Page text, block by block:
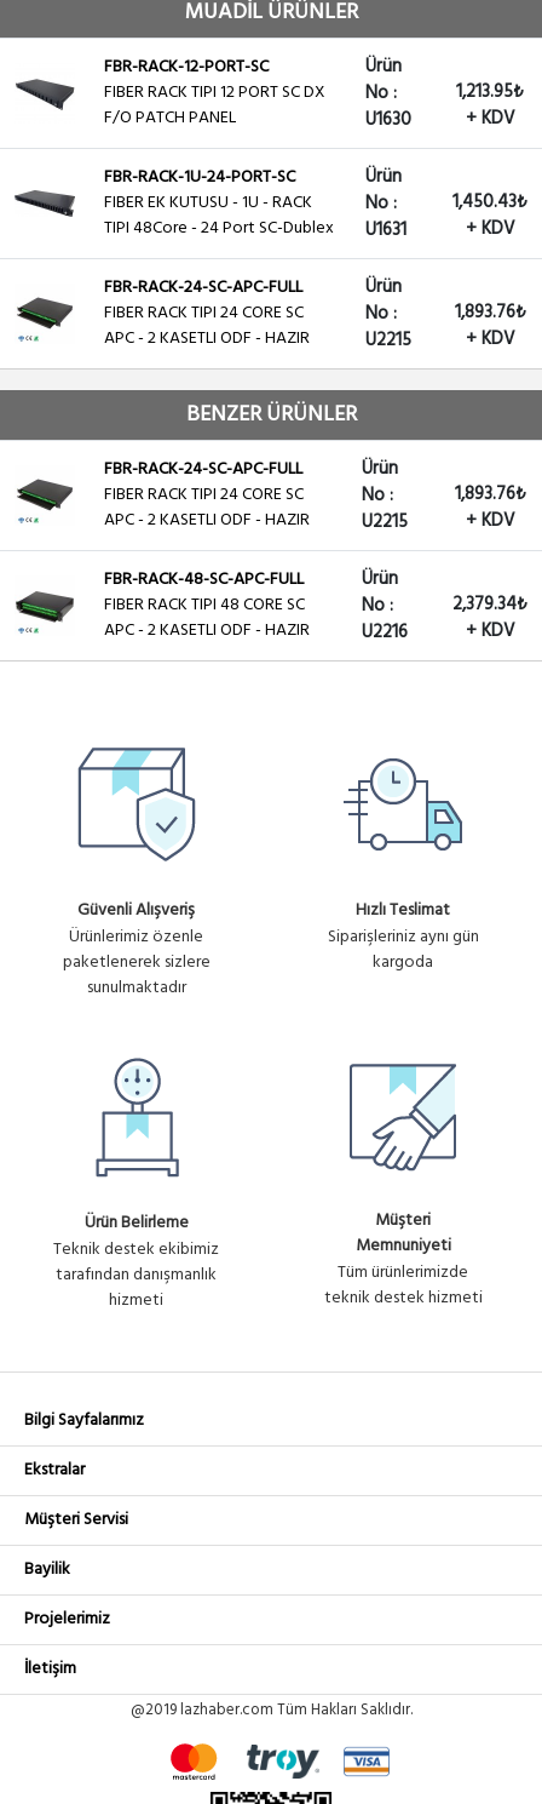
MUADİL ÜRÜNLER
FBR-RACK-12-PORT-SC
FIBER RACK TIPI 12 PORT SC DX
F/O PATCH PANEL
Ürün
No :
U1630
1,213.95₺
+ KDV
FBR-RACK-1U-24-PORT-SC
FIBER EK KUTUSU - 1U - RACK
TIPI 48Core - 24 Port SC-Dublex
Ürün
No :
U1631
1,450.43₺
+ KDV
FBR-RACK-24-SC-APC-FULL
FIBER RACK TIPI 24 CORE SC
APC - 2 KASETLI ODF - HAZIR
Ürün
No :
U2215
1,893.76₺
+ KDV
BENZER ÜRÜNLER
FBR-RACK-24-SC-APC-FULL
FIBER RACK TIPI 24 CORE SC
APC - 2 KASETLI ODF - HAZIR
Ürün
No :
U2215
1,893.76₺
+ KDV
FBR-RACK-48-SC-APC-FULL
FIBER RACK TIPI 48 CORE SC
APC - 2 KASETLI ODF - HAZIR
Ürün
No :
U2216
2,379.34₺
+ KDV
Güvenli Alışveriş
Ürünlerimiz özenle
paketlenerek sizlere
sunulmaktadır
Hızlı Teslimat
Siparişleriniz aynı gün
kargoda
Ürün Belirleme
Teknik destek ekibimiz
tarafından danışmanlık
hizmeti
Müşteri
Memnuniyeti
Tüm ürünlerimizde
teknik destek hizmeti
Bilgi Sayfalarımız
Ekstralar
Müşteri Servisi
Bayilik
Projelerimiz
İletişim
@2019 lazhaber.com Tüm Hakları Saklıdır.